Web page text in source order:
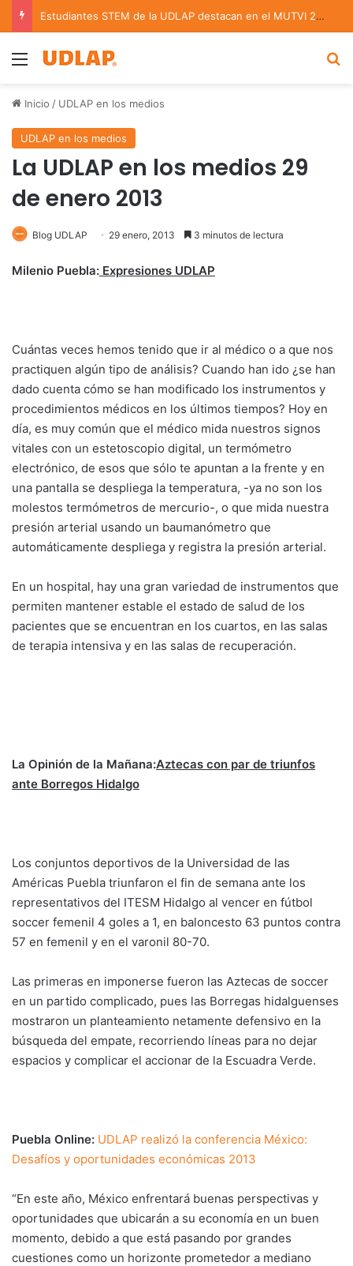
Estudiantes STEM de la UDLAP destacan en el MUTVI 2026
Menu
Inicio / UDLAP en los medios
UDLAP en los medios
La UDLAP en los medios 29
de enero 2013
Blog UDLAP 29 enero, 2013 3 minutos de lectura
Milenio Puebla: Expresiones UDLAP
Cuántas veces hemos tenido que ir al médico o a que nos
practiquen algún tipo de análisis? Cuando han ido ¿se han
dado cuenta cómo se han modificado los instrumentos y
procedimientos médicos en los últimos tiempos? Hoy en
día, es muy común que el médico mida nuestros signos
vitales con un estetoscopio digital, un termómetro
electrónico, de esos que sólo te apuntan a la frente y en
una pantalla se despliega la temperatura, -ya no son los
molestos termómetros de mercurio-, o que mida nuestra
presión arterial usando un baumanómetro que
automáticamente despliega y registra la presión arterial.
En un hospital, hay una gran variedad de instrumentos que
permiten mantener estable el estado de salud de los
pacientes que se encuentran en los cuartos, en las salas
de terapia intensiva y en las salas de recuperación.
La Opinión de la Mañana:Aztecas con par de triunfos
ante Borregos Hidalgo
Los conjuntos deportivos de la Universidad de las
Américas Puebla triunfaron el fin de semana ante los
representativos del ITESM Hidalgo al vencer en fútbol
soccer femenil 4 goles a 1, en baloncesto 63 puntos contra
57 en femenil y en el varonil 80-70.
Las primeras en imponerse fueron las Aztecas de soccer
en un partido complicado, pues las Borregas hidalguenses
mostraron un planteamiento netamente defensivo en la
búsqueda del empate, recorriendo líneas para no dejar
espacios y complicar el accionar de la Escuadra Verde.
Puebla Online: UDLAP realizó la conferencia México:
Desafíos y oportunidades económicas 2013
“En este año, México enfrentará buenas perspectivas y
oportunidades que ubicarán a su economía en un buen
momento, debido a que está pasando por grandes
cuestiones como un horizonte prometedor a mediano